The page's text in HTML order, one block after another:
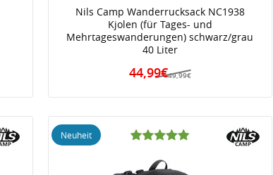
Nils Camp Wanderrucksack NC1938
Kjolen (für Tages- und
Mehrtageswanderungen) schwarz/grau
40 Liter
49,99€
44,99€
Neuheit